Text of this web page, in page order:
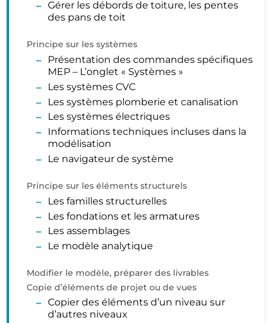
Gérer les débords de toiture, les pentes
des pans de toit
Principe sur les systèmes
Présentation des commandes spécifiques
MEP – L’onglet « Systèmes »
Les systèmes CVC
Les systèmes plomberie et canalisation
Les systèmes électriques
Informations techniques incluses dans la
modélisation
Le navigateur de système
Principe sur les éléments structurels
Les familles structurelles
Les fondations et les armatures
Les assemblages
Le modèle analytique
Modifier le modèle, préparer des livrables
Copie d’éléments de projet ou de vues
Copier des éléments d’un niveau sur
d’autres niveaux